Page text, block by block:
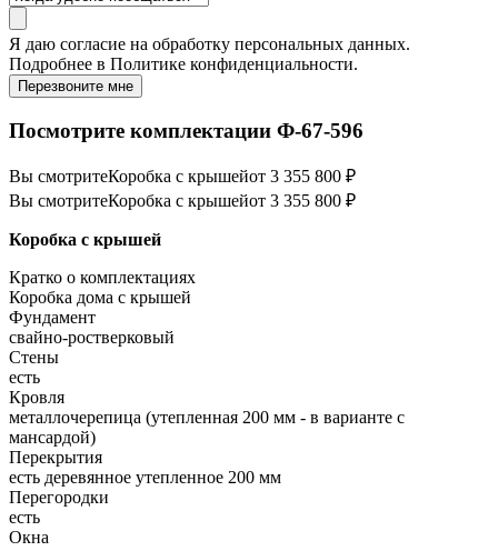
Я даю согласие на обработку персональных данных.
Подробнее в Политике конфиденциальности.
Перезвоните мне
Посмотрите комплектации Ф-67-596
Вы смотритеКоробка с крышейот 3 355 800 ₽
Вы смотритеКоробка с крышейот 3 355 800 ₽
Коробка с крышей
Кратко о комплектациях
Коробка дома с крышей
Фундамент
свайно-ростверковый
Стены
есть
Кровля
металлочерепица (утепленная 200 мм - в варианте с
мансардой)
Перекрытия
есть деревянное утепленное 200 мм
Перегородки
есть
Окна